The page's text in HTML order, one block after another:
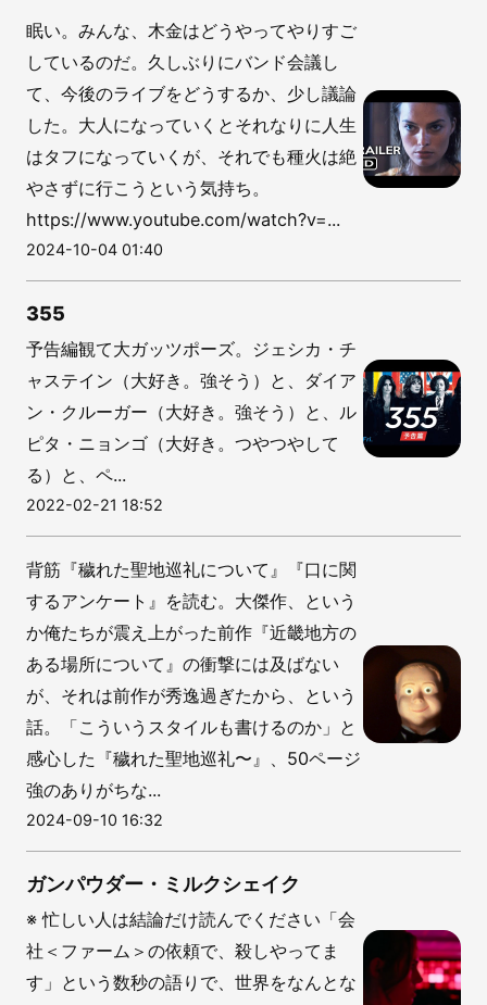
眠い。みんな、木金はどうやってやりすご
しているのだ。久しぶりにバンド会議し
て、今後のライブをどうするか、少し議論
した。大人になっていくとそれなりに人生
はタフになっていくが、それでも種火は絶
やさずに行こうという気持ち。
https://www.youtube.com/watch?v=...
2024-10-04 01:40
355
予告編観て大ガッツポーズ。ジェシカ・チ
ャステイン（大好き。強そう）と、ダイア
ン・クルーガー（大好き。強そう）と、ル
ピタ・ニョンゴ（大好き。つやつやして
る）と、ペ...
2022-02-21 18:52
背筋『穢れた聖地巡礼について』『口に関
するアンケート』を読む。大傑作、という
か俺たちが震え上がった前作『近畿地方の
ある場所について』の衝撃には及ばない
が、それは前作が秀逸過ぎたから、という
話。「こういうスタイルも書けるのか」と
感心した『穢れた聖地巡礼〜』、50ページ
強のありがちな...
2024-09-10 16:32
ガンパウダー・ミルクシェイク
※ 忙しい人は結論だけ読んでください「会
社＜ファーム＞の依頼で、殺しやってま
す」という数秒の語りで、世界をなんとな